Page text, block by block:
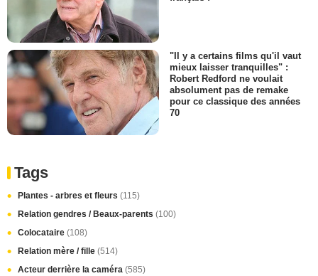
"Il y a certains films qu'il vaut
mieux laisser tranquilles" :
Robert Redford ne voulait
absolument pas de remake
pour ce classique des années
70
Tags
Plantes - arbres et fleurs (115)
Relation gendres / Beaux-parents (100)
Colocataire (108)
Relation mère / fille (514)
Acteur derrière la caméra (585)